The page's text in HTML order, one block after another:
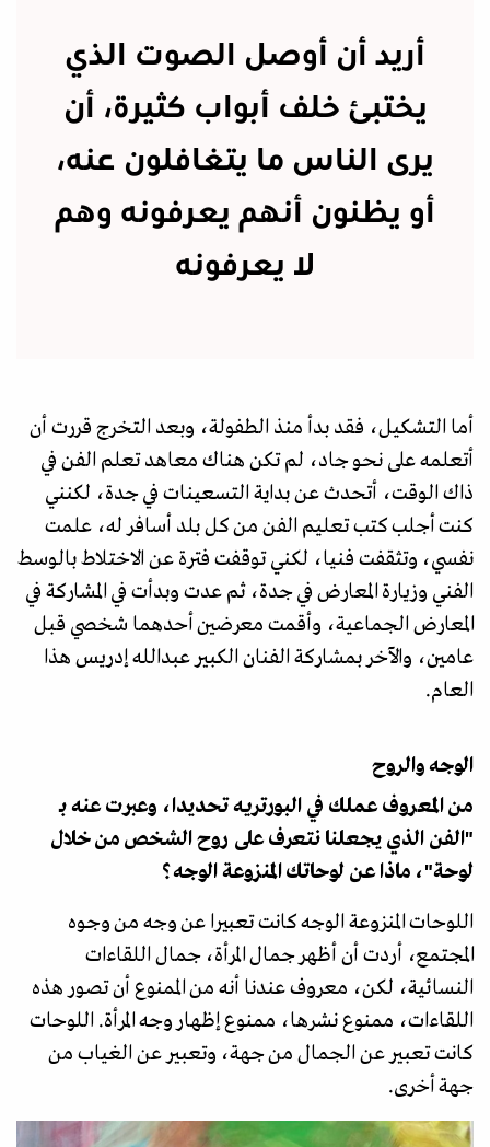
أريد أن أوصل الصوت الذي
يختبئ خلف أبواب كثيرة، أن
يرى الناس ما يتغافلون عنه،
أو يظنون أنهم يعرفونه وهم
لا يعرفونه
أما التشكيل، فقد بدأ منذ الطفولة، وبعد التخرج قررت أن
أتعلمه على نحو جاد، لم تكن هناك معاهد تعلم الفن في
ذاك الوقت، أتحدث عن بداية التسعينات في جدة، لكنني
كنت أجلب كتب تعليم الفن من كل بلد أسافر له، علمت
نفسي، وتثقفت فنيا، لكني توقفت فترة عن الاختلاط بالوسط
الفني وزيارة المعارض في جدة، ثم عدت وبدأت في المشاركة في
المعارض الجماعية، وأقمت معرضين أحدهما شخصي قبل
عامين، والآخر بمشاركة الفنان الكبير عبدالله إدريس هذا
العام.
الوجه والروح
من المعروف عملك في البورتريه تحديدا، وعبرت عنه بـ
"الفن الذي يجعلنا نتعرف على روح الشخص من خلال
لوحة"، ماذا عن لوحاتك المنزوعة الوجه؟
اللوحات المنزوعة الوجه كانت تعبيرا عن وجه من وجوه
المجتمع، أردت أن أظهر جمال المرأة، جمال اللقاءات
النسائية، لكن، معروف عندنا أنه من الممنوع أن تصور هذه
اللقاءات، ممنوع نشرها، ممنوع إظهار وجه المرأة. اللوحات
كانت تعبير عن الجمال من جهة، وتعبير عن الغياب من
جهة أخرى.